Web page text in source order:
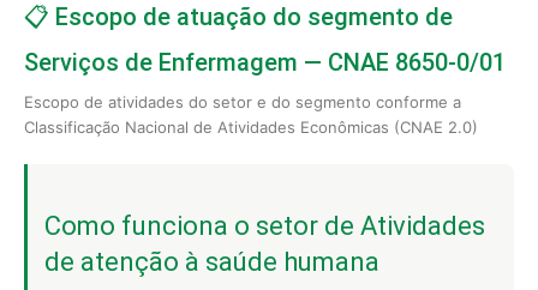
📋 Escopo de atuação do segmento de
Serviços de Enfermagem — CNAE 8650-0/01
Escopo de atividades do setor e do segmento conforme a
Classificação Nacional de Atividades Econômicas (CNAE 2.0)
Como funciona o setor de Atividades
de atenção à saúde humana